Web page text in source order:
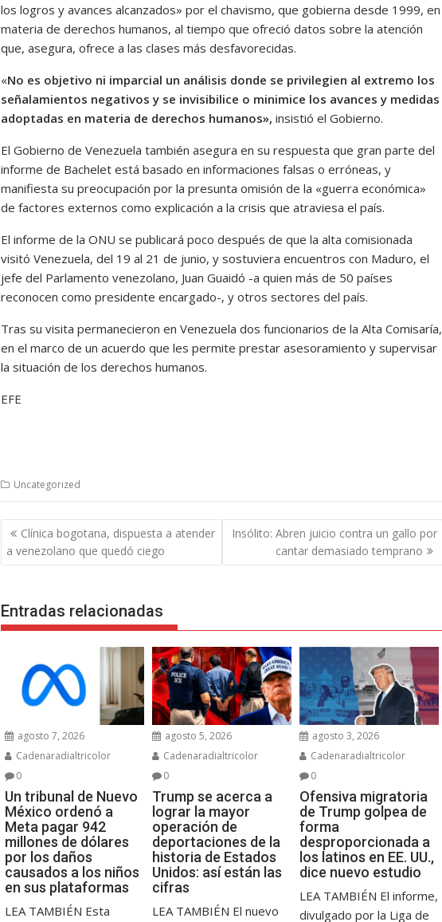
los logros y avances alcanzados» por el chavismo, que gobierna desde 1999, en
materia de derechos humanos, al tiempo que ofreció datos sobre la atención
que, asegura, ofrece a las clases más desfavorecidas.
«No es objetivo ni imparcial un análisis donde se privilegien al extremo los
señalamientos negativos y se invisibilice o minimice los avances y medidas
adoptadas en materia de derechos humanos», insistió el Gobierno.
El Gobierno de Venezuela también asegura en su respuesta que gran parte del
informe de Bachelet está basado en informaciones falsas o erróneas, y
manifiesta su preocupación por la presunta omisión de la «guerra económica»
de factores externos como explicación a la crisis que atraviesa el país.
El informe de la ONU se publicará poco después de que la alta comisionada
visitó Venezuela, del 19 al 21 de junio, y sostuviera encuentros con Maduro, el
jefe del Parlamento venezolano, Juan Guaidó -a quien más de 50 países
reconocen como presidente encargado-, y otros sectores del país.
Tras su visita permanecieron en Venezuela dos funcionarios de la Alta Comisaría,
en el marco de un acuerdo que les permite prestar asesoramiento y supervisar
la situación de los derechos humanos.
EFE
Uncategorized
Navegación
de
entradas
Clínica bogotana, dispuesta a atender
a venezolano que quedó ciego
Insólito: Abren juicio contra un gallo por
cantar demasiado temprano
Entradas relacionadas
agosto 7, 2026
Cadenaradialtricolor
0
Un tribunal de Nuevo
México ordenó a
Meta pagar 942
millones de dólares
por los daños
causados a los niños
en sus plataformas
LEA TAMBIÉN Esta
agosto 5, 2026
Cadenaradialtricolor
0
Trump se acerca a
lograr la mayor
operación de
deportaciones de la
historia de Estados
Unidos: así están las
cifras
LEA TAMBIÉN El nuevo
agosto 3, 2026
Cadenaradialtricolor
0
Ofensiva migratoria
de Trump golpea de
forma
desproporcionada a
los latinos en EE. UU.,
dice nuevo estudio
LEA TAMBIÉN El informe,
divulgado por la Liga de